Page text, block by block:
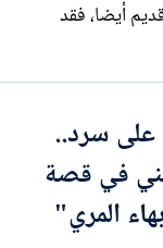
أيضا، فقد
والمشبَّهة،
وإسماعيلية، إلى
على سرد..
في قصة
المري"